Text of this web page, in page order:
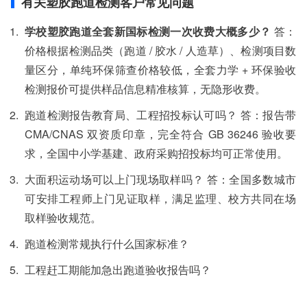
学校塑胶跑道全套新国标检测一次收费大概多少？ 答：
价格根据检测品类（跑道 / 胶水 / 人造草）、检测项目数
量区分，单纯环保筛查价格较低，全套力学 + 环保验收
检测报价可提供样品信息精准核算，无隐形收费。
跑道检测报告教育局、工程招投标认可吗？ 答：报告带
CMA/CNAS 双资质印章，完全符合 GB 36246 验收要
求，全国中小学基建、政府采购招投标均可正常使用。
大面积运动场可以上门现场取样吗？ 答：全国多数城市
可安排工程师上门见证取样，满足监理、校方共同在场
取样验收规范。
跑道检测常规执行什么国家标准？
工程赶工期能加急出跑道验收报告吗？